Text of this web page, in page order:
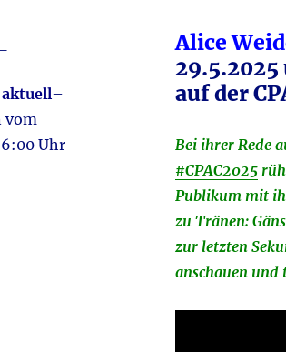
Alice
auf der
Bei ihrer Rede
#CPAC2025
Publikum mit
zu Tränen:
zur letzten
anschauen und
–
vom
Uhr